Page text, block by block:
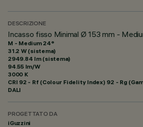
DESCRIZIONE
Incasso fisso Minimal Ø 153 mm -
M - Medium 24°
31.2 W (sistema)
2949.84 lm (sistema)
94.55 lm/W
3000 K
CRI 92 - Rf (Colour Fidelity Index) 92 - Rg
DALI
PROGETTATO DA
iGuzzini